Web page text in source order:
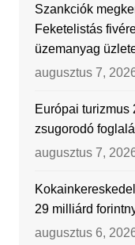
Szankciók
Feketelistás
üzemanyag
augusztus 7,
Európai turizmus
zsugorodó
augusztus 7,
29 milliárd
augusztus 6,